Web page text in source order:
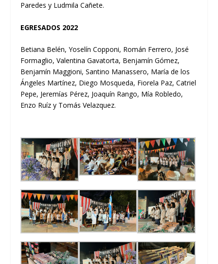
Paredes y Ludmila Cañete.
EGRESADOS 2022
Betiana Belén, Yoselín Copponi, Román Ferrero, José
Formaglio, Valentina Gavatorta, Benjamín Gómez,
Benjamín Maggioni, Santino Manassero, María de los
Ángeles Martínez, Diego Mosqueda, Fiorela Paz, Catriel
Pepe, Jeremías Pérez, Joaquín Rango, Mía Robledo,
Enzo Ruíz y Tomás Velazquez.